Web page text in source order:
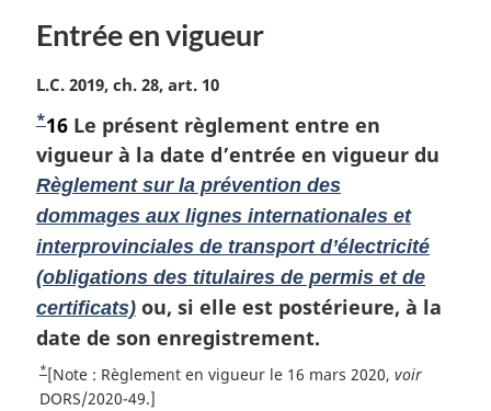
s
d
e
p
a
g
e
o
r
l
a
r
é
f
é
r
e
c
e
d
Entrée en vigueur
N
o
t
e
m
a
r
g
i
n
a
l
e
:
L.C. 2019, ch. 28, art. 10
N
o
t
e
d
e
b
a
s
d
*16 Le présent règlement entre en
vigueur à la date d’entrée en vigueur du
Règlement sur la prévention des
dommages aux lignes internationales et
interprovinciales de transport d’électricité
(obligations des titulaires de permis et de
certificats) ou, si elle est postérieure, à la
date de son enregistrement.
R
e
*[Note : Règlement en vigueur le 16 mars 2020, voir
DORS/2020-49.]